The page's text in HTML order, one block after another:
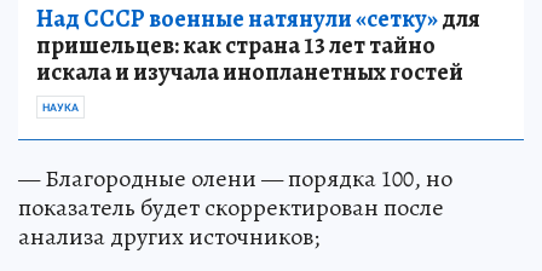
Над СССР военные натянули «сетку»для
пришельцев: как страна 13 лет тайно
искала и изучала инопланетных гостей
НАУКА
— Благородные олени — порядка 100, но
показатель будет скорректирован после
анализа других источников;